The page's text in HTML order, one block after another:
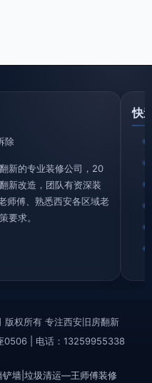
除
新的专业装修公司，20
新改造，团队有资深装
师傅、熟悉西安各区域老
要求。
快
权所有 专注西安旧房翻新
0506 | 电话：13259955338
铲墙|垃圾清运—王师傅装修